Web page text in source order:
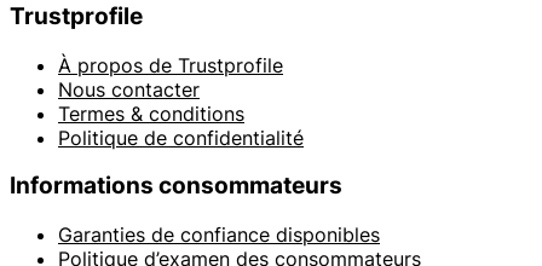
Trustprofile
À propos de Trustprofile
Nous contacter
Termes & conditions
Politique de confidentialité
Informations consommateurs
Garanties de confiance disponibles
Politique d’examen des consommateurs